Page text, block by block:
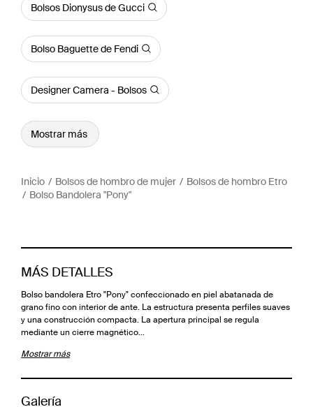
Bolsos Dionysus de Gucci
Bolso Baguette de Fendi
Designer Camera - Bolsos
Mostrar más
Inicio Bolsos de hombro de mujer
Bolsos de hombro Etro
Bolso Bandolera "Pony"
MÁS DETALLES
Bolso bandolera Etro "Pony" confeccionado en piel abatanada de
grano fino con interior de ante. La estructura presenta perfiles suaves
y una construcción compacta. La apertura principal se regula
mediante un cierre magnético…
Mostrar más
Galería